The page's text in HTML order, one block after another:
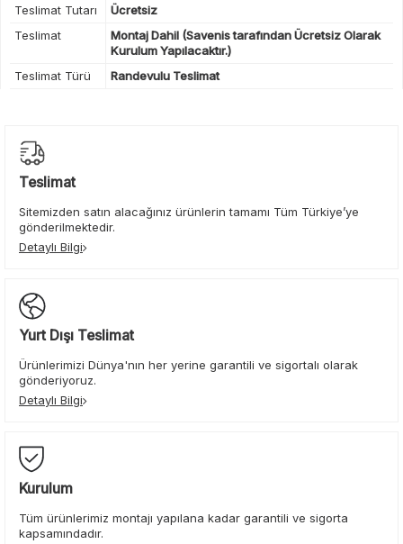
Teslimat Tutarı
Ücretsiz
Teslimat
Montaj Dahil (Savenis tarafından Ücretsiz Olarak
Kurulum Yapılacaktır.)
Teslimat Türü
Randevulu Teslimat
Teslimat
Sitemizden satın alacağınız ürünlerin tamamı Tüm Türkiye’ye
gönderilmektedir.
Detaylı Bilgi
Yurt Dışı Teslimat
Ürünlerimizi Dünya'nın her yerine garantili ve sigortalı olarak
gönderiyoruz.
Detaylı Bilgi
Kurulum
Tüm ürünlerimiz montajı yapılana kadar garantili ve sigorta
kapsamındadır.